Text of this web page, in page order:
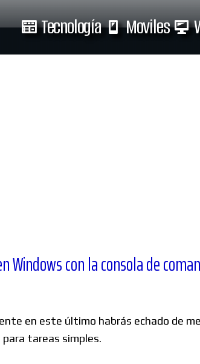
Tecnología Moviles
con la consola de
en este último habrás echado de
tareas simples.